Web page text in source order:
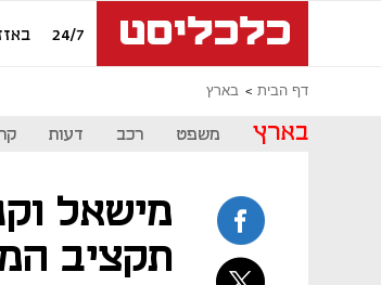
24/7
דף הבית בארץ
בארץ משפט רכב דעות
מישאל
תקציב